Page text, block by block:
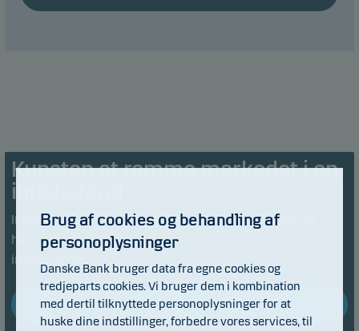
Kunsten at ramme markedet i en
indeksfond
Interview med Kim Grønning Thomsen om arbejdet og
håndværket som porteføljeforvalter i Danske Invests
indeksfonde.
Læs mere
Brug af cookies og behandling af
personoplysninger
Danske Bank bruger data fra egne cookies og
tredjeparts cookies. Vi bruger dem i kombination
med dertil tilknyttede personoplysninger for at
huske dine indstillinger, forbedre vores services, til